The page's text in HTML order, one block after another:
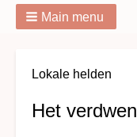
Main menu
Lokale helden
Het